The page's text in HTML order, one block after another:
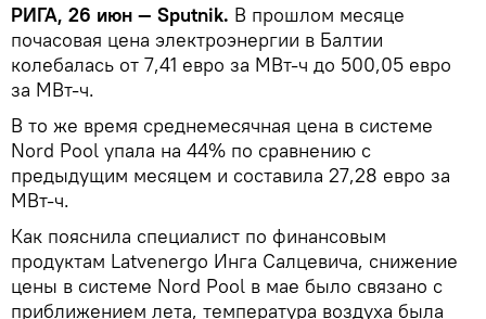
РИГА, 26 июн — Sputnik. В прошлом месяце
почасовая цена электроэнергии в Балтии
колебалась от 7,41 евро за МВт-ч до 500,05 евро
за МВт-ч.
В то же время среднемесячная цена в системе
Nord Pool упала на 44% по сравнению с
предыдущим месяцем и составила 27,28 евро за
МВт-ч.
Как пояснила специалист по финансовым
продуктам Latvenergo Инга Салцевича, снижение
цены в системе Nord Pool в мае было связано с
приближением лета, температура воздуха была